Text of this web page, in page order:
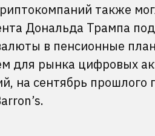
также
Дональда Трампа
в пенсионные
для рынка цифровых
на сентябрь прошлого